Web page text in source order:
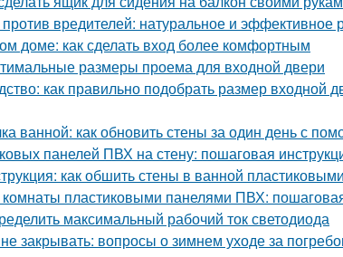
вредителей: натуральное и эффективное
доме: как сделать вход более комфортным
размеры проема для входной двери
как правильно подобрать размер входной
ванной: как обновить стены за один день с
панелей ПВХ на стену: пошаговая
как обшить стены в ванной
пластиковыми панелями ПВХ:
максимальный рабочий ток светодиода
закрывать: вопросы о зимнем уходе за